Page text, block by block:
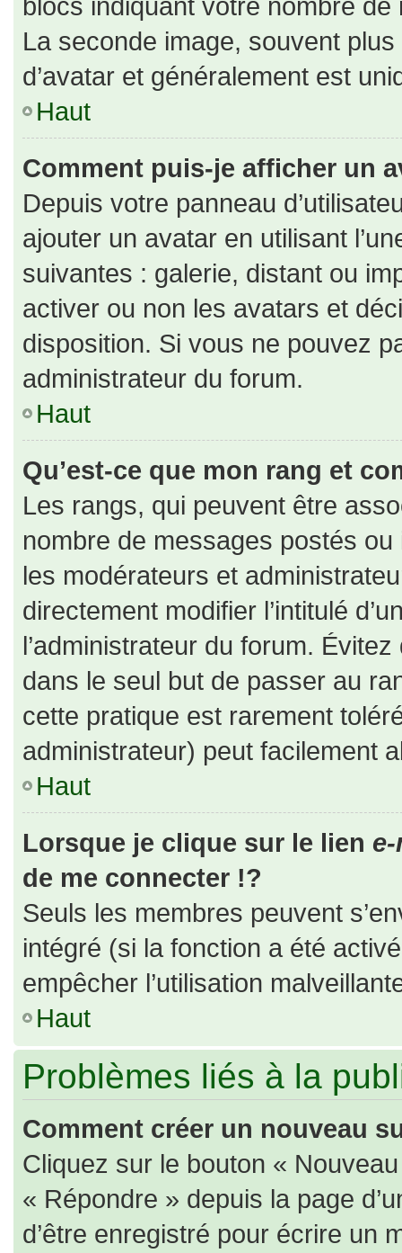
La seconde image, souvent
d’avatar et généralement est
Haut
Comment puis-je afficher un
Depuis votre panneau
ajouter un avatar en utilisant
suivantes : galerie, distant ou
activer ou non les avatars et
disposition. Si vous ne pouvez
administrateur du forum.
Haut
Qu’est-ce que mon rang et
Les rangs, qui peuvent être
nombre de messages postés
les modérateurs et
directement modifier l’intitulé
l’administrateur du forum.
dans le seul but de passer au
cette pratique est rarement
administrateur) peut facilement
Haut
Lorsque je clique sur le lien
de me connecter !?
Seuls les membres peuvent
intégré (si la fonction a été
empêcher l’utilisation
Haut
Problèmes liés à la
Comment créer un nouveau
Cliquez sur le bouton «
« Répondre » depuis la page
d’être enregistré pour écrire un